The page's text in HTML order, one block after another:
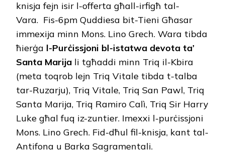
knisja fejn isir l-offerta għall-irfigħ tal-
Vara. Fis-6pm Quddiesa bit-Tieni Għasar
immexija minn Mons. Lino Grech. Wara tibda
ħierġa l-Purċissjoni bl-istatwa devota ta’
Santa Marija li tgħaddi minn Triq il-Kbira
(meta toqrob lejn Triq Vitale tibda t-talba
tar-Ruzarju), Triq Vitale, Triq San Pawl, Triq
Santa Marija, Triq Ramiro Calì, Triq Sir Harry
Luke għal fuq iz-zuntier. Imexxi l-purċissjoni
Mons. Lino Grech. Fid-dħul fil-knisja, kant tal-
Antifona u Barka Sagramentali.